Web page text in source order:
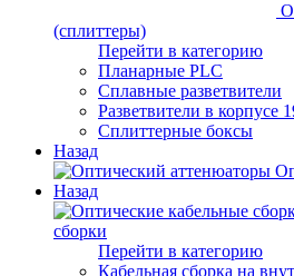
(сплиттеры)
Перейти в категорию
Планарные PLC
Сплавные разветвители
Разветвители в корпусе
Сплиттерные боксы
Назад
Назад
сборки
Перейти в категорию
Кабельная сборка на